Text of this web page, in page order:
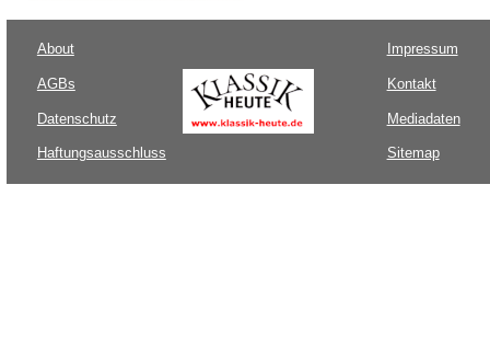
About
AGBs
Datenschutz
Haftungsausschluss
Impressum
Kontakt
Mediadaten
Sitemap